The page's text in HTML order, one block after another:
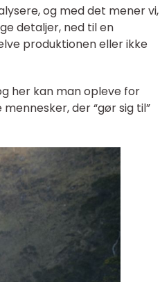
og med det mener vi,
detaljer, ned til en
produktionen eller ikke
her kan man opleve for
der “gør sig til”